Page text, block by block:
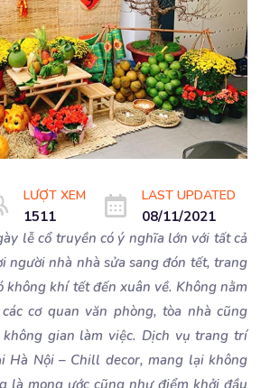
LƯỢT XEM
1511
LAST UPDATED
08/11/2021
lễ cổ truyền có ý nghĩa lớn với tất cả
người nhà nhà sửa sang đón tết, trang
không khí tết đến xuân về. Không nằm
cơ quan văn phòng, tòa nhà cũng
gian làm việc. Dịch vụ trang trí
Hà Nội – Chill decor, mang lại không
là mong ước cũng như điểm khởi đầu